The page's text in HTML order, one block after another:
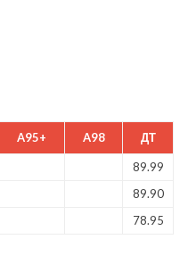
A95+ A98 ДТ
89.99
89.90
78.95